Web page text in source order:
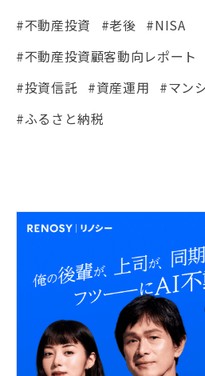
#不動産投資 #老後 #NISA
#不動産投資顧客動向レポート
#投資信託
#資産運用
#マン
#ふるさと納税